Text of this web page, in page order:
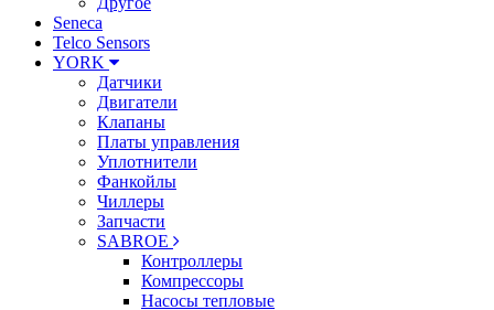
Seneca
Telco Sensors
YORK
Датчики
Двигатели
Клапаны
Платы управления
Уплотнители
Фанкойлы
Чиллеры
Запчасти
SABROE
Контроллеры
Компрессоры
Насосы тепловые